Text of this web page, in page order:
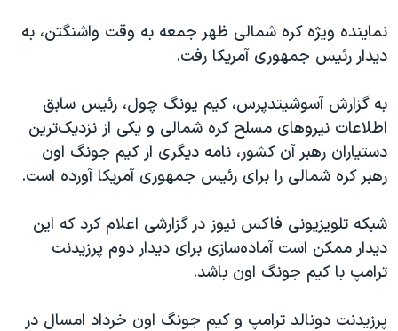
نماینده ویژه کره شمالی ظهر جمعه به وقت واشنگتن، به
دیدار رئیس جمهوری آمریکا رفت.
به گزارش آسوشیتدپرس، کیم یونگ چول، رئیس سابق
اطلاعات نیروهای مسلح کره شمالی و یکی از نزدیک‌ترین
دستیاران رهبر آن کشور، نامه دیگری از کیم جونگ اون
رهبر کره شمالی را برای رئیس جمهوری آمریکا آورده است.
شبکه تلویزیونی فاکس نیوز در گزارشی اعلام کرد که این
دیدار ممکن است آماده‌سازی برای دیدار دوم پرزیدنت
ترامپ با کیم جونگ اون باشد.
پرزیدنت دونالد ترامپ و کیم جونگ اون خرداد امسال در